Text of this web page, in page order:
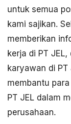
untuk semua
kami sajikan.
memberikan
kerja di PT
karyawan di
membantu
PT JEL dalam
perusahaan.